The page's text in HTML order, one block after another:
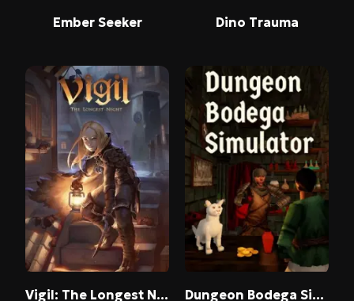
Ember Seeker Dino Trauma
Vigil: The Longest Night Dungeon Bodega Simulator